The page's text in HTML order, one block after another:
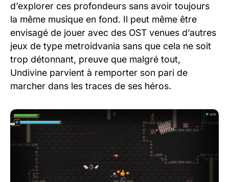
d’explorer ces profondeurs sans avoir toujours
la même musique en fond. Il peut même être
envisagé de jouer avec des OST venues d’autres
jeux de type metroidvania sans que cela ne soit
trop détonnant, preuve que malgré tout,
Undivine parvient à remporter son pari de
marcher dans les traces de ses héros.